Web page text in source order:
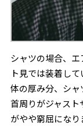
シャツの場合、
ト見では装着し
体の厚み分、シャ
首周りがジャス
がやや窮屈になり